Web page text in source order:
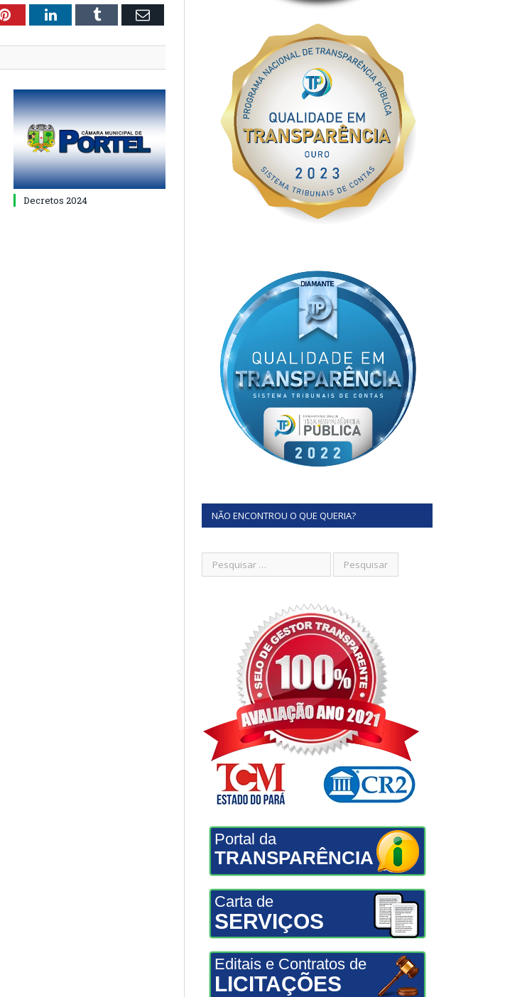
PinterestLinkedInTumblr Email
Decretos 2024
NÃO ENCONTROU O QUE QUERIA?
Portal da
TRANSPARÊNCIA
Carta de
SERVIÇOS
Editais e Contratos de
LICITAÇÕES